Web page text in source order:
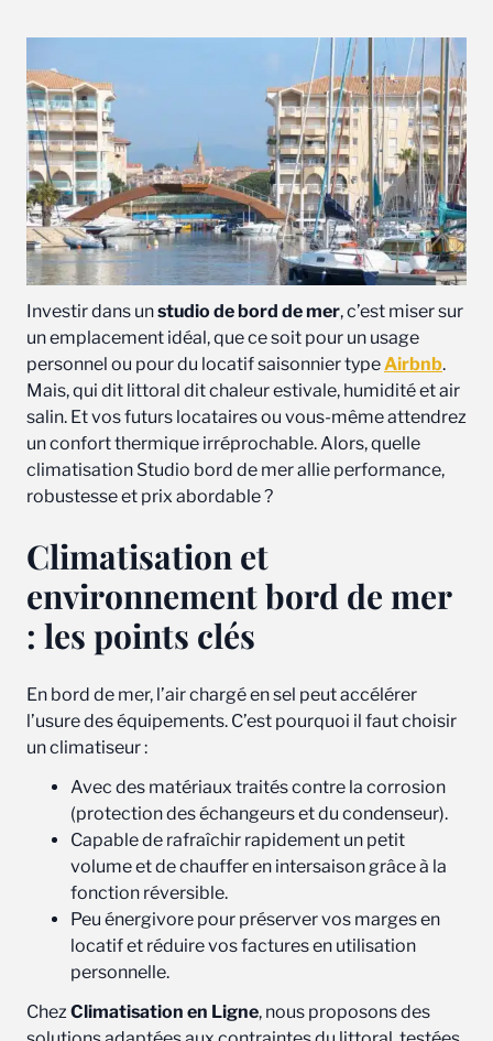
Investir dans unstudio de bord de mer, c’est miser sur
un emplacement idéal, que ce soit pour un usage
personnel ou pour du locatif saisonnier typeAirbnb.
Mais, qui dit littoral dit chaleur estivale, humidité et air
salin. Et vos futurs locataires ou vous-même attendrez
un confort thermique irréprochable. Alors, quelle
climatisation Studio bord de mer allie performance,
robustesse et prix abordable ?
Climatisation et
environnement bord de mer
: les points clés
En bord de mer, l’air chargé en sel peut accélérer
l’usure des équipements. C’est pourquoi il faut choisir
un climatiseur :
Avec des matériaux traités contre la corrosion
(protection des échangeurs et du condenseur).
Capable de rafraîchir rapidement un petit
volume et de chauffer en intersaison grâce à la
fonction réversible.
Peu énergivore pour préserver vos marges en
locatif et réduire vos factures en utilisation
personnelle.
ChezClimatisation en Ligne, nous proposons des